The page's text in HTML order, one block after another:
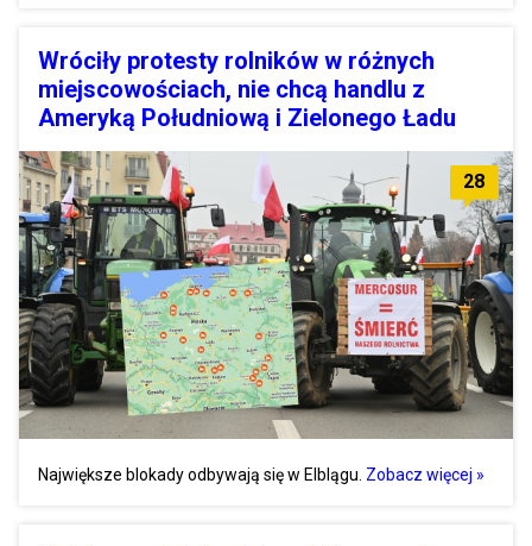
Wróciły protesty rolników w różnych
miejscowościach, nie chcą handlu z
Ameryką Południową i Zielonego Ładu
28
Największe blokady odbywają się w Elblągu. Zobacz więcej »